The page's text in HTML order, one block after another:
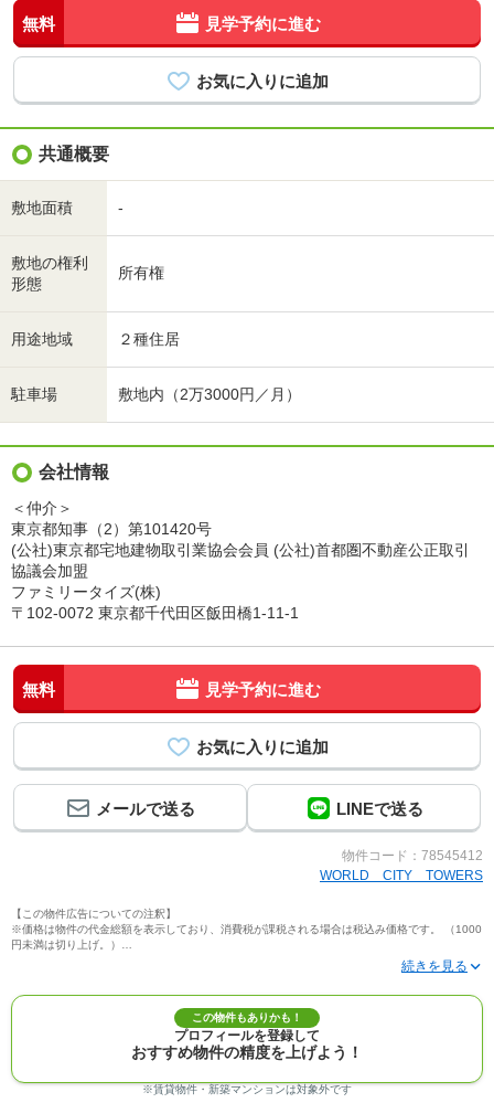
無料 見学予約に進む
共通概要
敷地面積 -
敷地の権利
形態
所有権
用途地域 ２種住居
駐車場 敷地内（2万3000円／月）
会社情報
＜仲介＞
東京都知事（2）第101420号
(公社)東京都宅地建物取引業協会会員 (公社)首都圏不動産公正取引
協議会加盟
ファミリータイズ(株)
〒102-0072 東京都千代田区飯田橋1-11-1
無料 見学予約に進む
メールで送る LINEで送る
物件コード：78545412
WORLD CITY TOWERS
【この物件広告についての注釈】
※価格は物件の代金総額を表示しており、消費税が課税される場合は税込み価格です。 （1000
円未満は切り上げ。）
※写真に写っている、またはパース（絵）や間取り図に描かれている家具や車などは、特にコ
※建築条件付き土地価格には、建物価格は含まれません。
※物件情報は、原則として情報提供日の２日前に最終確認した情報です。
※完成予想図はいずれも外構、植栽、外観等実際のものとは多少異なることがあります。
※モデルルーム・モデルハウス・展示場・ショールームの画像の場合、今回販売の物件と異な
※ＣＧ合成の画像の場合、実際とは多少異なる場合があります。
※物件特徴：販売戸数が複数の物件は、全ての住戸に該当しない項目もあります。
この物件もありかも！
プロフィールを登録して
おすすめ物件の精度を上げよう！
※賃貸物件・新築マンションは対象外です